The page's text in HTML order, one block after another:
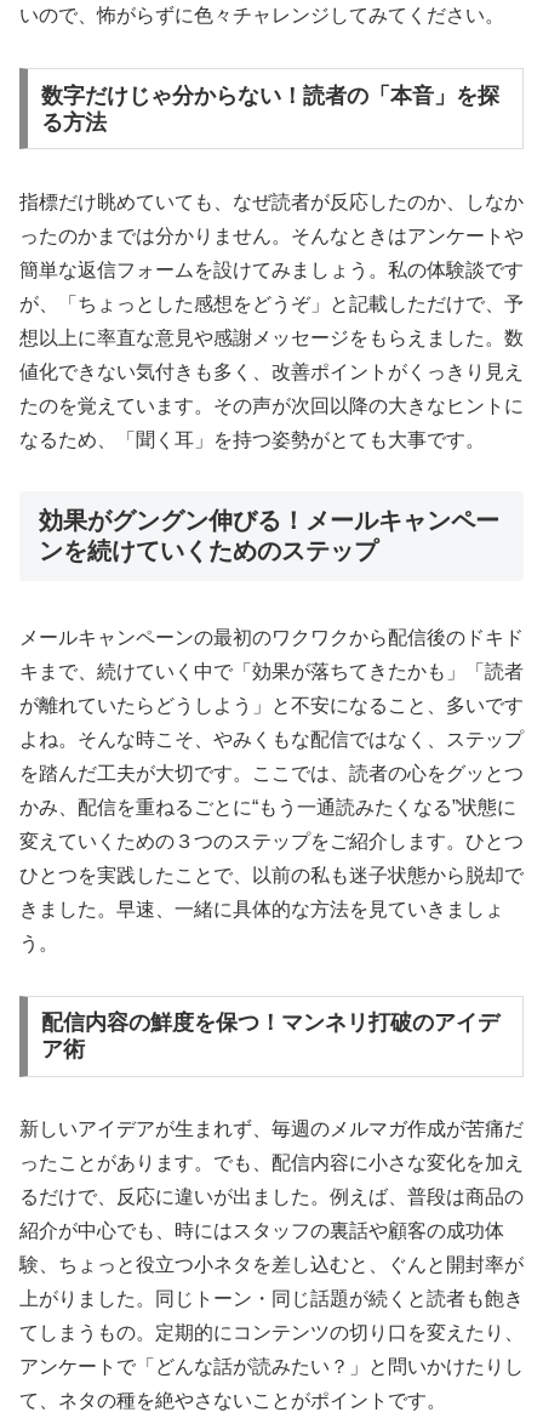
いので、怖がらずに色々チャレンジしてみてください。
数字だけじゃ分からない！読者の「本音」を探
る方法
指標だけ眺めていても、なぜ読者が反応したのか、しなか
ったのかまでは分かりません。そんなときはアンケートや
簡単な返信フォームを設けてみましょう。私の体験談です
が、「ちょっとした感想をどうぞ」と記載しただけで、予
想以上に率直な意見や感謝メッセージをもらえました。数
値化できない気付きも多く、改善ポイントがくっきり見え
たのを覚えています。その声が次回以降の大きなヒントに
なるため、「聞く耳」を持つ姿勢がとても大事です。
効果がグングン伸びる！メールキャンペー
ンを続けていくためのステップ
メールキャンペーンの最初のワクワクから配信後のドキド
キまで、続けていく中で「効果が落ちてきたかも」「読者
が離れていたらどうしよう」と不安になること、多いです
よね。そんな時こそ、やみくもな配信ではなく、ステップ
を踏んだ工夫が大切です。ここでは、読者の心をグッとつ
かみ、配信を重ねるごとに“もう一通読みたくなる”状態に
変えていくための３つのステップをご紹介します。ひとつ
ひとつを実践したことで、以前の私も迷子状態から脱却で
きました。早速、一緒に具体的な方法を見ていきましょ
う。
配信内容の鮮度を保つ！マンネリ打破のアイデ
ア術
新しいアイデアが生まれず、毎週のメルマガ作成が苦痛だ
ったことがあります。でも、配信内容に小さな変化を加え
るだけで、反応に違いが出ました。例えば、普段は商品の
紹介が中心でも、時にはスタッフの裏話や顧客の成功体
験、ちょっと役立つ小ネタを差し込むと、ぐんと開封率が
上がりました。同じトーン・同じ話題が続くと読者も飽き
てしまうもの。定期的にコンテンツの切り口を変えたり、
アンケートで「どんな話が読みたい？」と問いかけたりし
て、ネタの種を絶やさないことがポイントです。